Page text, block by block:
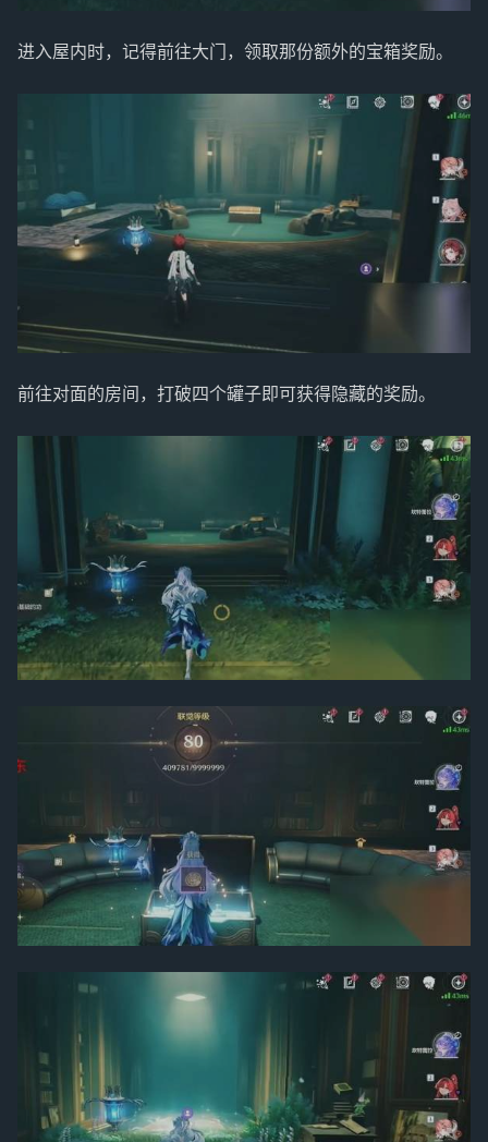
进入屋内时，记得前往大门，领取那份额外的宝箱奖励。
前往对面的房间，打破四个罐子即可获得隐藏的奖励。